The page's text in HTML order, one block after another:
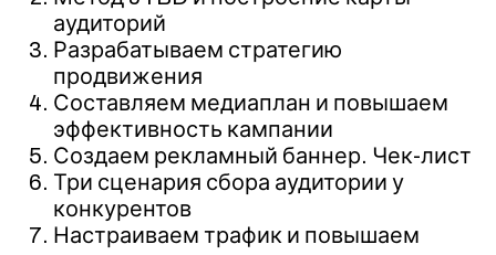
аудиторий
Разрабатываем стратегию
продвижения
Составляем медиаплан и повышаем
эффективность кампании
Создаем рекламный баннер. Чек-лист
Три сценария сбора аудитории у
конкурентов
Настраиваем трафик и повышаем